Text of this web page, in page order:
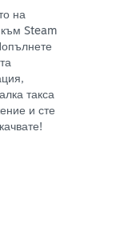
на
Steam
такса
и сте